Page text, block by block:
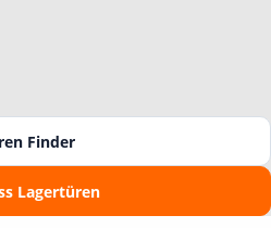
Finder
Lagertüren